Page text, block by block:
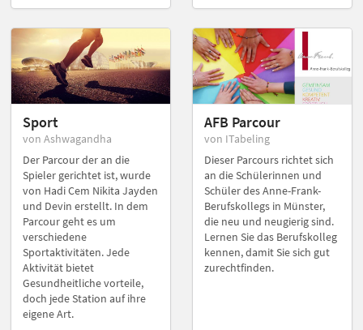
Sport
von Ashwagandha
Der Parcour der an die
Spieler gerichtet ist, wurde
von Hadi Cem Nikita Jayden
und Devin erstellt. In dem
Parcour geht es um
verschiedene
Sportaktivitäten. Jede
Aktivität bietet
Gesundheitliche vorteile,
doch jede Station auf ihre
eigene Art.
AFB Parcour
von ITabeling
Dieser Parcours richtet sich
an die Schülerinnen und
Schüler des Anne-Frank-
Berufskollegs in Münster,
die neu und neugierig sind.
Lernen Sie das Berufskolleg
kennen, damit Sie sich gut
zurechtfinden.